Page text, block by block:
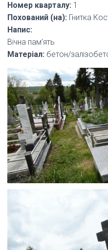
Номер кварталу: 1
Похований (на): Гнитка
Напис:
Вічна пам’ять
Матеріал: бетон/